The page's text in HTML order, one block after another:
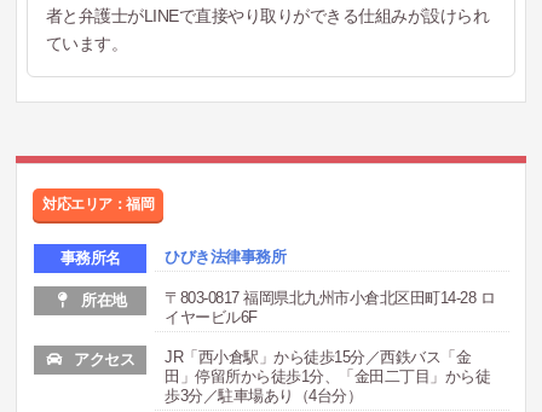
者と弁護士がLINEで直接やり取りができる仕組みが設けられ
ています。
対応エリア：福岡
事務所名 ひびき法律事務所
所在地
〒803‐0817 福岡県北九州市小倉北区田町14-28 ロ
イヤービル6F
アクセス
JR「西小倉駅」から徒歩15分／西鉄バス「金
田」停留所から徒歩1分、「金田二丁目」から徒
歩3分／駐車場あり（4台分）